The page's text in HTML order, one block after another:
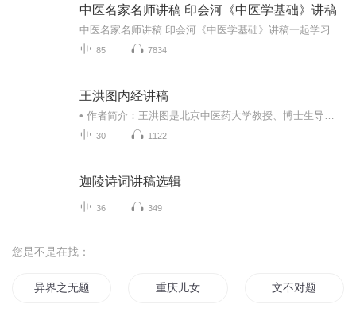
中医名家名师讲稿 印会河《中医学基础》讲稿
中医名家名师讲稿 印会河《中医学基础》讲稿一起学习
85 7834
王洪图内经讲稿
30 1122
迦陵诗词讲稿选辑
36 349
您是不是在找：
异界之无题 重庆儿女 文不对题